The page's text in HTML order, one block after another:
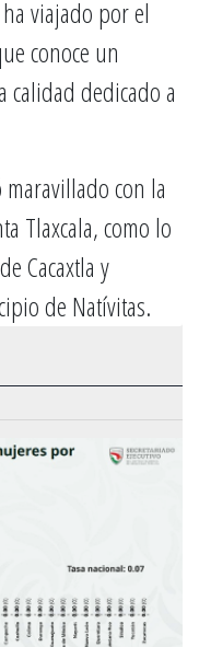
viajado por el
conoce un
calidad dedicado a
con la
Tlaxcala, como lo
Cacaxtla y
de Natívitas.